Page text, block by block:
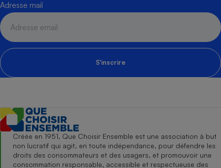
Adresse mail
S'inscrire
Créée en 1951, Que Choisir Ensemble est une association à but
non lucratif qui agit, en toute indépendance, pour défendre les
droits des consommateurs et des usagers, et promouvoir une
consommation responsable, accessible et respectueuse des